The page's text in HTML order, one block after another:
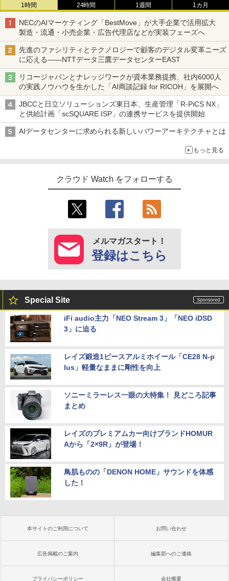
1時間 24時間 1週間 1カ月
NECのAIマーケティング「BestMove」が大手企業で活用拡大
製造・流通・小売企業・広告代理店などが実装フェーズへ
先進のファシリティとテクノロジーで顧客のデジタル変革ニーズ
に応える――NTTデータ三鷹データセンターEAST
リコージャパンとナレッジワークが資本業務提携、社内6000人
の実践ノウハウを生かした「AI商談記録 for RICOH」を展開へ
JBCCと日立ソリューションズ東日本、生産管理「R-PiCS NX」
と供給計画「scSQUARE ISP」の連携サービスを提供開始
AIデータセンターに求められる新しいパワーアーキテクチャとは
もっと見る
クラウド Watch をフォローする
メルマガスタート！
登録はこちら
Special Site
iFi audio主力「NEO Stream 3」「NEO iDSD
3」に迫る
レイズ鍛造1ピースアルミホイール「CE28 N-p
lus」軽量なままに剛性を向上
ソニーミラーレス一眼の大特集！ 見どころ記事
まとめ
レイズのプレミアムカー向けブランドHOMUR
Aから「2×9R」が登場！
鳥肌ものの「DENON HOME」サウンドを体感
した！
本サイトのご利用について お問い合わせ
広告掲載のご案内 編集部へのご連絡
プライバシーポリシー 会社概要